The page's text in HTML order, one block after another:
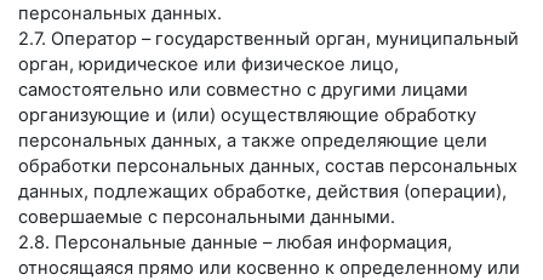
персональных данных.
2.7. Оператор – государственный орган, муниципальный
орган, юридическое или физическое лицо,
самостоятельно или совместно с другими лицами
организующие и (или) осуществляющие обработку
персональных данных, а также определяющие цели
обработки персональных данных, состав персональных
данных, подлежащих обработке, действия (операции),
совершаемые с персональными данными.
2.8. Персональные данные – любая информация,
относящаяся прямо или косвенно к определенному или